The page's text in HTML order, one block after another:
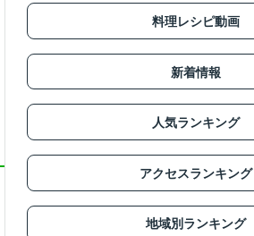
料理レシピ動画
新着情報
人気ランキング
アクセスランキング
地域別ランキング